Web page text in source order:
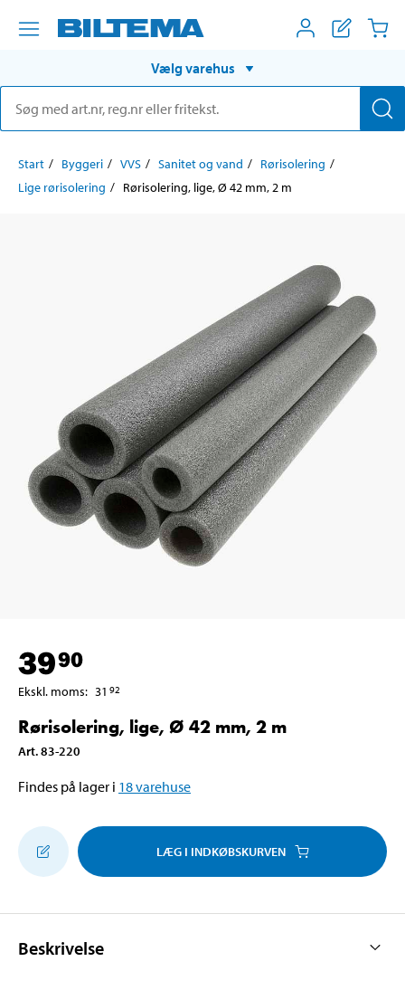
Vælg varehus
Start Byggeri VVS Sanitet og vand
Rørisolering
Lige rørisolering
Rørisolering, lige, Ø 42 mm, 2 m
3990
Ekskl. moms: 31 92
Rørisolering, lige, Ø 42 mm, 2 m
Art.83-220
Findes på lager i 18varehuse
LÆG I INDKØBSKURVEN
Beskrivelse